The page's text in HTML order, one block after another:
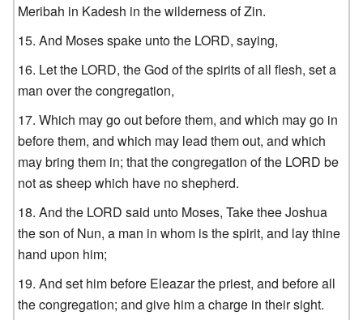
Meribah in Kadesh in the wilderness of Zin.
And Moses spake unto the LORD, saying,
Let the LORD, the God of the spirits of all flesh, set a
man over the congregation,
Which may go out before them, and which may go in
before them, and which may lead them out, and which
may bring them in; that the congregation of the LORD be
not as sheep which have no shepherd.
And the LORD said unto Moses, Take thee Joshua
the son of Nun, a man in whom is the spirit, and lay thine
hand upon him;
And set him before Eleazar the priest, and before all
the congregation; and give him a charge in their sight.